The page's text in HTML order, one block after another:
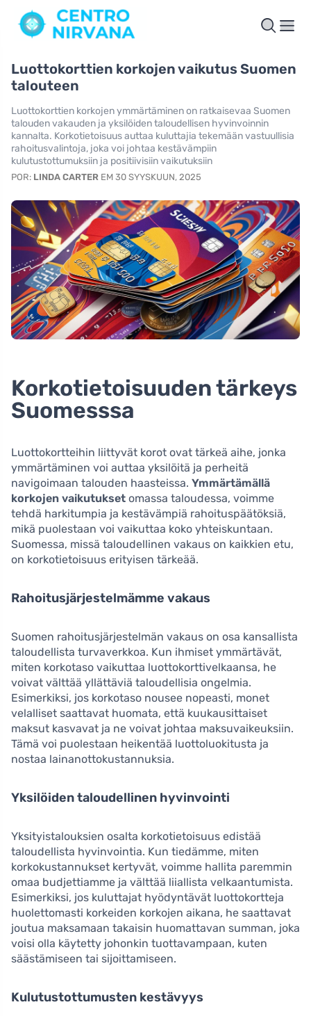
Luottokorttien korkojen vaikutus Suomen
talouteen
Luottokorttien korkojen ymmärtäminen on ratkaisevaa Suomen
talouden vakauden ja yksilöiden taloudellisen hyvinvoinnin
kannalta. Korkotietoisuus auttaa kuluttajia tekemään vastuullisia
rahoitusvalintoja, joka voi johtaa kestävämpiin
kulutustottumuksiin ja positiivisiin vaikutuksiin
POR: LINDA CARTER EM 30 SYYSKUUN, 2025
Korkotietoisuuden tärkeys
Suomesssa
Luottokortteihin liittyvät korot ovat tärkeä aihe, jonka
ymmärtäminen voi auttaa yksilöitä ja perheitä
navigoimaan talouden haasteissa. Ymmärtämällä
korkojen vaikutukset omassa taloudessa, voimme
tehdä harkitumpia ja kestävämpiä rahoituspäätöksiä,
mikä puolestaan voi vaikuttaa koko yhteiskuntaan.
Suomessa, missä taloudellinen vakaus on kaikkien etu,
on korkotietoisuus erityisen tärkeää.
Rahoitusjärjestelmämme vakaus
Suomen rahoitusjärjestelmän vakaus on osa kansallista
taloudellista turvaverkkoa. Kun ihmiset ymmärtävät,
miten korkotaso vaikuttaa luottokorttivelkaansa, he
voivat välttää yllättäviä taloudellisia ongelmia.
Esimerkiksi, jos korkotaso nousee nopeasti, monet
velalliset saattavat huomata, että kuukausittaiset
maksut kasvavat ja ne voivat johtaa maksuvaikeuksiin.
Tämä voi puolestaan heikentää luottoluokitusta ja
nostaa lainanottokustannuksia.
Yksilöiden taloudellinen hyvinvointi
Yksityistalouksien osalta korkotietoisuus edistää
taloudellista hyvinvointia. Kun tiedämme, miten
korkokustannukset kertyvät, voimme hallita paremmin
omaa budjettiamme ja välttää liiallista velkaantumista.
Esimerkiksi, jos kuluttajat hyödyntävät luottokortteja
huolettomasti korkeiden korkojen aikana, he saattavat
joutua maksamaan takaisin huomattavan summan, joka
voisi olla käytetty johonkin tuottavampaan, kuten
säästämiseen tai sijoittamiseen.
Kulutustottumusten kestävyys